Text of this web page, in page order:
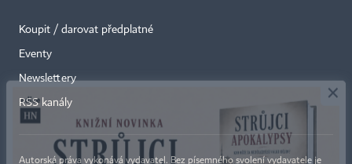
Koupit / darovat předplatné
Eventy
Newslettery
RSS kanály
Autorská práva vykonává vydavatel. Bez písemného svolení vydavatele je